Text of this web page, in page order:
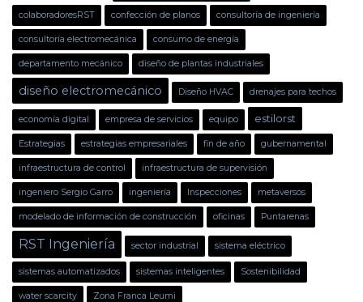
colaboradoresRST confección de planos consultoría de ingeniería
consultoría electromecánica consumo de energía
departamento mecánico diseño de plantas industriales
diseño electromecánico Diseño HVAC drenajes para techos
economía digital empresa de servicios equipo estilorst
Estrategias estrategias empresariales fin de año gubernamental
infraestructura de control infraestructura de supervisión
ingeniero Sergio Garro ingeniería Inspecciones metaversos
modelado de información de construcción oficinas Puntarenas
RST Ingeniería sector industrial sistema eléctrico
sistemas automatizados sistemas inteligentes Sostenibilidad
water scarcity Zona Franca Leumi